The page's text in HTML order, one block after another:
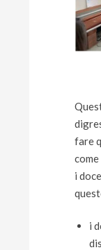
fare
i
i